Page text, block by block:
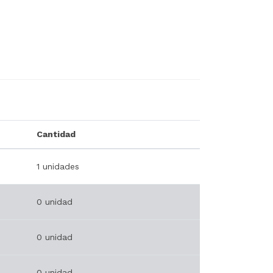
Cantidad
1 unidades
0 unidad
0 unidad